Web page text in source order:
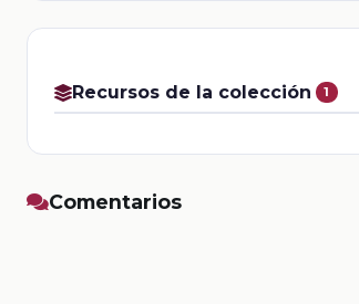
Recursos de la colección 1
Comentarios